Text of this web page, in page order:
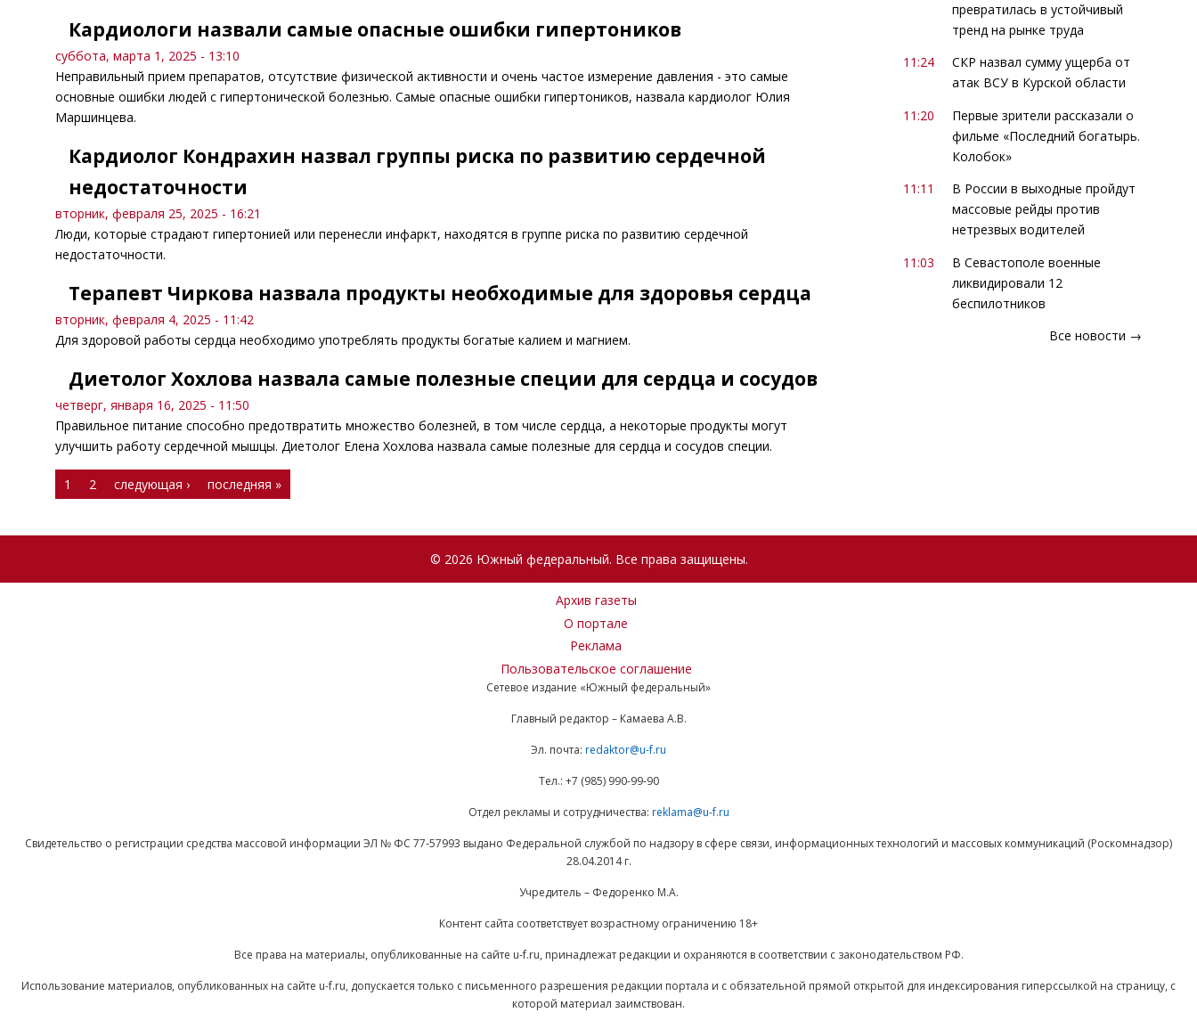
Кардиологи назвали самые опасные ошибки гипертоников
суббота, марта 1, 2025 - 13:10
Неправильный прием препаратов, отсутствие физической активности и очень частое измерение давления - это самые
основные ошибки людей с гипертонической болезнью. Самые опасные ошибки гипертоников, назвала кардиолог Юлия
Маршинцева.
Кардиолог Кондрахин назвал группы риска по развитию сердечной
недостаточности
вторник, февраля 25, 2025 - 16:21
Люди, которые страдают гипертонией или перенесли инфаркт, находятся в группе риска по развитию сердечной
недостаточности.
Терапевт Чиркова назвала продукты необходимые для здоровья сердца
вторник, февраля 4, 2025 - 11:42
Для здоровой работы сердца необходимо употреблять продукты богатые калием и магнием.
Диетолог Хохлова назвала самые полезные специи для сердца и сосудов
четверг, января 16, 2025 - 11:50
Правильное питание способно предотвратить множество болезней, в том числе сердца, а некоторые продукты могут
улучшить работу сердечной мышцы. Диетолог Елена Хохлова назвала самые полезные для сердца и сосудов специи.
Страницы
1 2 следующая › последняя »
превратилась в устойчивый
тренд на рынке труда
11:24
СКР назвал сумму ущерба от
атак ВСУ в Курской области
11:20
Первые зрители рассказали о
фильме «Последний богатырь.
Колобок»
11:11
В России в выходные пройдут
массовые рейды против
нетрезвых водителей
11:03
В Севастополе военные
ликвидировали 12
беспилотников
Все новости →
© 2026 Южный федеральный. Все права защищены.
Архив газеты
О портале
Реклама
Пользовательское соглашение
Сетевое издание «Южный федеральный»
Главный редактор – Камаева А.В.
Эл. почта: redaktor@u-f.ru
Тел.: +7 (985) 990-99-90
Отдел рекламы и сотрудничества: reklama@u-f.ru
Свидетельство о регистрации средства массовой информации ЭЛ № ФС 77-57993 выдано Федеральной службой по надзору в сфере связи, информационных технологий и массовых коммуникаций (Роскомнадзор)
28.04.2014 г.
Учредитель – Федоренко М.А.
Контент сайта соответствует возрастному ограничению 18+
Все права на материалы, опубликованные на сайте u-f.ru, принадлежат редакции и охраняются в соответствии с законодательством РФ.
Использование материалов, опубликованных на сайте u-f.ru, допускается только с письменного разрешения редакции портала и с обязательной прямой открытой для индексирования гиперссылкой на страницу, с
которой материал заимствован.